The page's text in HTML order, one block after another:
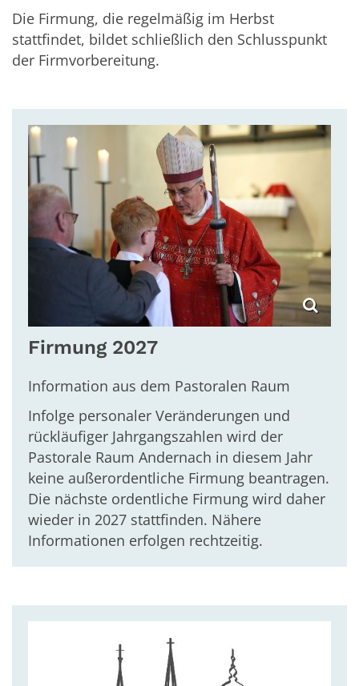
Die Firmung, die regelmäßig im Herbst
stattfindet, bildet schließlich den Schlusspunkt
der Firmvorbereitung.
Firmung 2027
Information aus dem Pastoralen Raum
Infolge personaler Veränderungen und
rückläufiger Jahrgangszahlen wird der
Pastorale Raum Andernach in diesem Jahr
keine außerordentliche Firmung beantragen.
Die nächste ordentliche Firmung wird daher
wieder in 2027 stattfinden. Nähere
Informationen erfolgen rechtzeitig.